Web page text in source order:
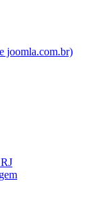
joomla.com.br)